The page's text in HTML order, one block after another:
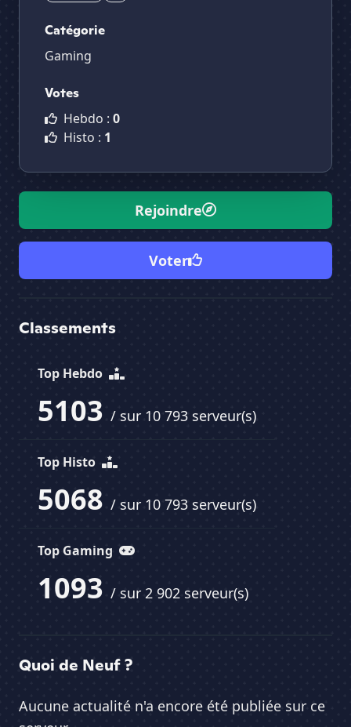
Catégorie
Gaming
Votes
Hebdo : 0
Histo : 1
Rejoindre
Voter
Classements
Top Hebdo
5103 / sur 10 793 serveur(s)
Top Histo
5068 / sur 10 793 serveur(s)
Top Gaming
1093 / sur 2 902 serveur(s)
Quoi de Neuf ?
Aucune actualité n'a encore été publiée sur ce